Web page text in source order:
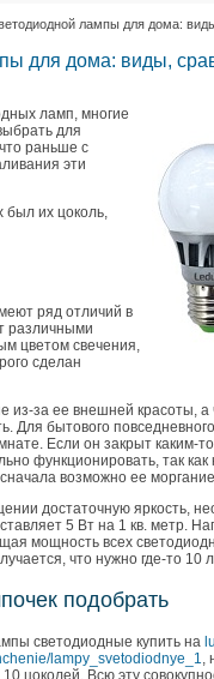
лампы для дома:
для дома: виды,
ламп, многие
для
раньше с
эти
был их цоколь,
ряд отличий в
различными
цветом свечения,
сделан
из-за ее внешней красоты, а
Для бытового
Если он закрыт каким-
функционировать, так как
возможно ее
достаточную яркость,
5 Вт на 1 кв. метр.
мощность всех
что нужно где-то
подобрать
светодиодные купить на
lampy_svetodiodnye_1,
цоколей. Всю эту